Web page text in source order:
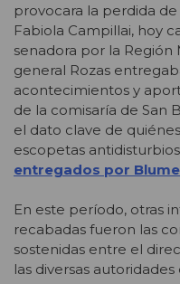
provocara la perdida
Fabiola Campillai, hoy
senadora por la Región
general Rozas
acontecimientos y
de la comisaría de San
el dato clave de
escopetas
entregados por
En este período, otras
recabadas fueron las
sostenidas entre el
las diversas